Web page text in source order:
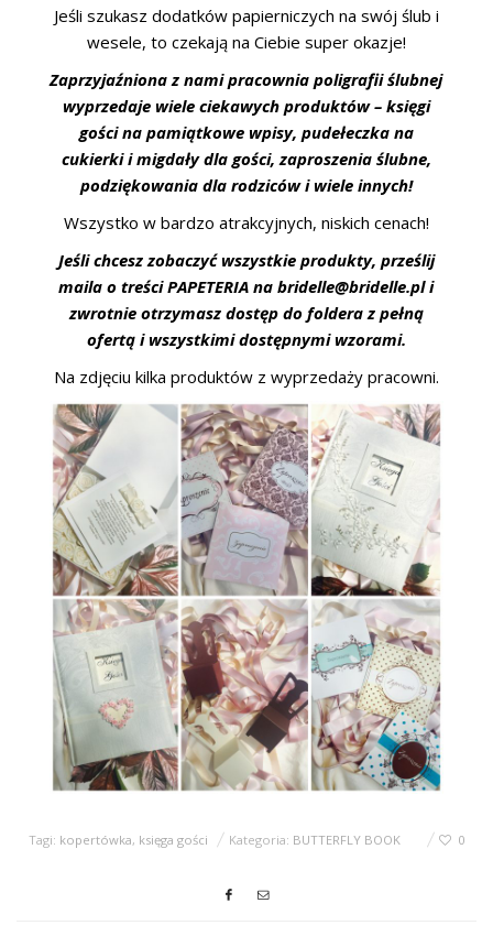
Jeśli szukasz dodatków papierniczych na swój ślub i
wesele, to czekają na Ciebie super okazje!
Zaprzyjaźniona z nami pracownia poligrafii ślubnej
wyprzedaje wiele ciekawych produktów – księgi
gości na pamiątkowe wpisy, pudełeczka na
cukierki i migdały dla gości, zaproszenia ślubne,
podziękowania dla rodziców i wiele innych!
Wszystko w bardzo atrakcyjnych, niskich cenach!
Jeśli chcesz zobaczyć wszystkie produkty, prześlij
maila o treści PAPETERIA na bridelle@bridelle.pl i
zwrotnie otrzymasz dostęp do foldera z pełną
ofertą i wszystkimi dostępnymi wzorami.
Na zdjęciu kilka produktów z wyprzedaży pracowni.
Tagi: kopertówka, księga gości Kategoria: BUTTERFLY BOOK 0